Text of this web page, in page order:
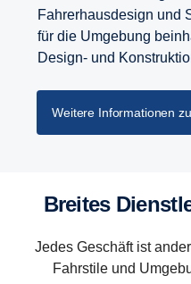
Fahrerhausdesign und
für die Umgebung
Design- und
Weitere Informationen
Breites
Jedes Geschäft ist
Fahrstile und
Services von Scania
Reparatur und Wartung